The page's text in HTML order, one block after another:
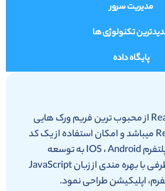
مدیریت سرور
تکنولوژی ها
پایگاه داده
فریم ورک React Native از محبوب ترین فریم ورک هایی
است که بر پایه React.js میباشد و امکان استفاده از یک کد
مشترک را برای هر دو پلتفرم IOS ، Android به توسعه
دهندگان میدهد. از طرفی با بهره مندی از زبان JavaScript
اپلیکیشن طراحی نمود.